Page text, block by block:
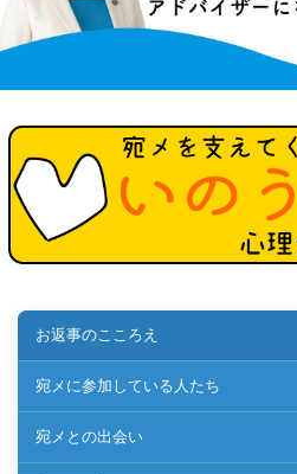
お返事のこころえ
宛メに参加している人たち
宛メとの出会い